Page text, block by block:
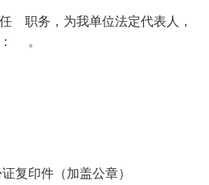
职务，为我单位法定代表人，
： 。
复印件（加盖公章）